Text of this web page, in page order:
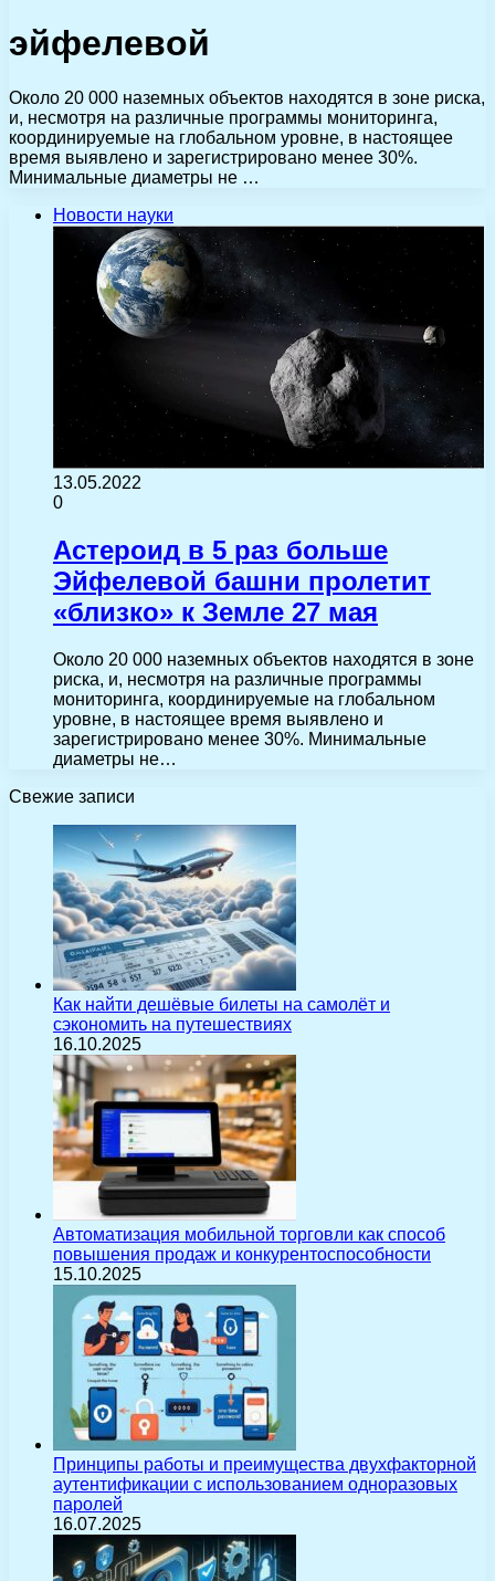
эйфелевой
Около 20 000 наземных объектов находятся в зоне риска,
и, несмотря на различные программы мониторинга,
координируемые на глобальном уровне, в настоящее
время выявлено и зарегистрировано менее 30%.
Минимальные диаметры не …
Новости науки
13.05.2022
0
Астероид в 5 раз больше
Эйфелевой башни пролетит
«близко» к Земле 27 мая
Около 20 000 наземных объектов находятся в зоне
риска, и, несмотря на различные программы
мониторинга, координируемые на глобальном
уровне, в настоящее время выявлено и
зарегистрировано менее 30%. Минимальные
диаметры не…
Свежие записи
Как найти дешёвые билеты на самолёт и
сэкономить на путешествиях
16.10.2025
Автоматизация мобильной торговли как способ
повышения продаж и конкурентоспособности
15.10.2025
Принципы работы и преимущества двухфакторной
аутентификации с использованием одноразовых
паролей
16.07.2025